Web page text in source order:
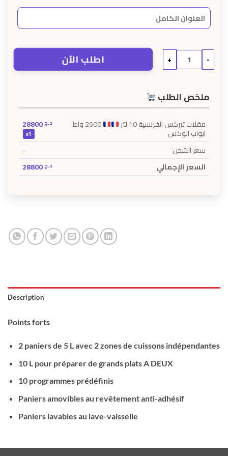
-
+ اطلب الآن
ملخص الطلب
مقلات تيركس الفرنسية 10 لتر 2600 واط
ابواب انوكس
د.ج
x1
سعر الشحن
-
السعر الإجمالي
د.ج
Description
Points forts
2 paniers de 5 L avec 2 zones de cuissons indépendantes
10 L pour préparer de grands plats A DEUX
10 programmes prédéfinis
Paniers amovibles au revêtement anti-adhésif
Paniers lavables au lave-vaisselle